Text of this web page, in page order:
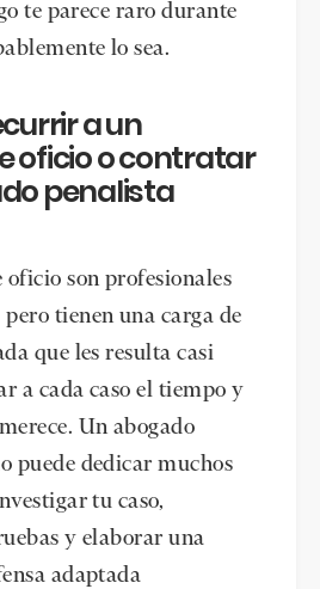
te parece raro durante
lo sea.
a un
oficio o contratar
penalista
oficio son profesionales
tienen una carga de
que les resulta casi
a cada caso el tiempo y
Un abogado
puede dedicar muchos
tu caso,
y elaborar una
adaptada